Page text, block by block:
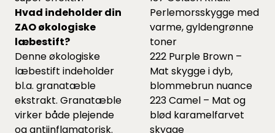
Hvad indeholder din
ZAO økologiske
læbestift?
Denne økologiske
læbestift indeholder
bl.a. granatæble
ekstrakt. Granatæble
virker både plejende
og antiinflamatorisk.
Perlemorsskygge med
varme, gyldengrønne
toner
222 Purple Brown –
Mat skygge i dyb,
blommebrun nuance
223 Camel – Mat og
blød karamelfarvet
skygge